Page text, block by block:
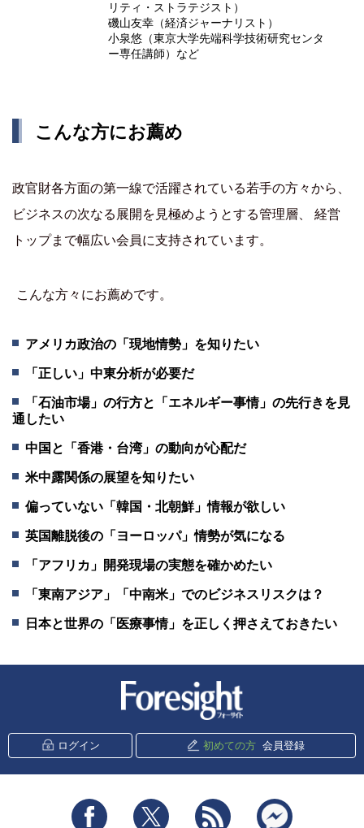
リティ・ストラテジスト）
磯山友幸（経済ジャーナリスト）
小泉悠（東京大学先端科学技術研究センタ
ー専任講師）など
こんな方にお薦め
政官財各方面の第一線で活躍されている若手の方々から、
ビジネスの次なる展開を見極めようとする管理層、 経営
トップまで幅広い会員に支持されています。
こんな方々にお薦めです。
アメリカ政治の「現地情勢」を知りたい
「正しい」中東分析が必要だ
「石油市場」の行方と「エネルギー事情」の先行きを見
通したい
中国と「香港・台湾」の動向が心配だ
米中露関係の展望を知りたい
偏っていない「韓国・北朝鮮」情報が欲しい
英国離脱後の「ヨーロッパ」情勢が気になる
「アフリカ」開発現場の実態を確かめたい
「東南アジア」「中南米」でのビジネスリスクは？
日本と世界の「医療事情」を正しく押さえておきたい
ログイン 初めての方 会員登録
Facebook Twitter RSS